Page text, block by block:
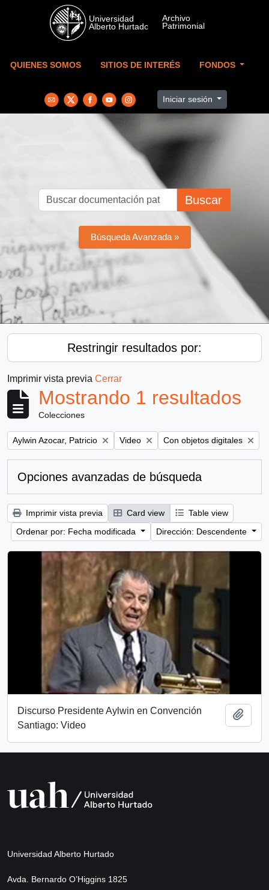
Skip to main content
QUIENES SOMOS SITIOS DE INTERÉS FONDOS
Iniciar sesión
Buscar
Búsqueda Avanzada »
Restringir resultados por:
Imprimir vista previa Cerrar
Mostrando 1 resultados
Colecciones
Remove filter:
Aylwin Azocar, Patricio Remove filter:
Video Remove filter:
Con objetos digitales
Opciones avanzadas de búsqueda
Imprimir vista previa Card view
Table view
Ordenar por: Fecha modificada
Dirección: Descendente
Discurso Presidente Aylwin en Convención
Santiago: Video
Universidad Alberto Hurtado
Avda. Bernardo O’Higgins 1825